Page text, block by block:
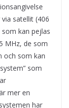
satellit (406
kan pejlas
MHz, de som
och som kan
som
mer en
har